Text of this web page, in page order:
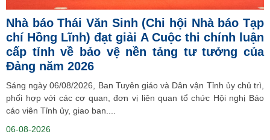
Nhà báo Thái Văn Sinh (Chi hội Nhà báo Tạp
chí Hồng Lĩnh) đạt giải A Cuộc thi chính luận
cấp tỉnh về bảo vệ nền tảng tư tưởng của
Đảng năm 2026
Sáng ngày 06/08/2026, Ban Tuyên giáo và Dân vận Tỉnh ủy chủ trì,
phối hợp với các cơ quan, đơn vị liên quan tổ chức Hội nghị Báo
cáo viên Tỉnh ủy, giao ban....
06-08-2026